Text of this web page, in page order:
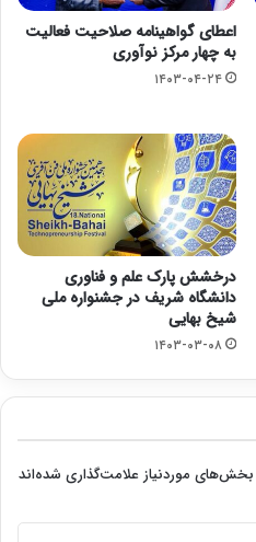
اعطای گواهینامه صلاحیت فعالیت
به چهار مرکز نوآوری
۱۴۰۳-۰۴-۲۴
درخشش پارک علم و فناوری
دانشگاه شریف در جشنواره ملی
شیخ بهایی
۱۴۰۳-۰۳-۰۸
بخش‌های موردنیاز علامت‌گذاری شده‌اند